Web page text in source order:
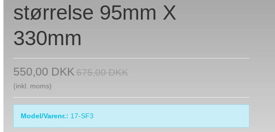
størrelse 95mm X
330mm
550,00 DKK 675,00 DKK
(inkl. moms)
Model/Varenr.: 17-SF3